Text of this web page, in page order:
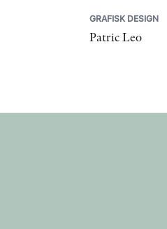
GRAFISK DESIGN
Patric Leo